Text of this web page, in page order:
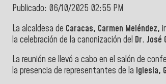
Publicado: 06/10/2025 02:55 PM
La alcaldesa de Caracas, Carmen Meléndez,
la celebración de la canonización del Dr. José
La reunión se llevó a cabo en el salón de
la presencia de representantes de la Iglesia,